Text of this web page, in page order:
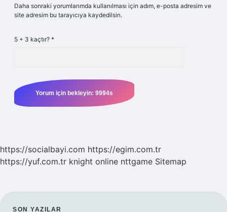
Daha sonraki yorumlarımda kullanılması için adım, e-posta adresim ve
site adresim bu tarayıcıya kaydedilsin.
5 + 3 kaçtır? *
https://socialbayi.com https://egim.com.tr
https://yuf.com.tr knight online nttgame Sitemap
SON YAZILAR